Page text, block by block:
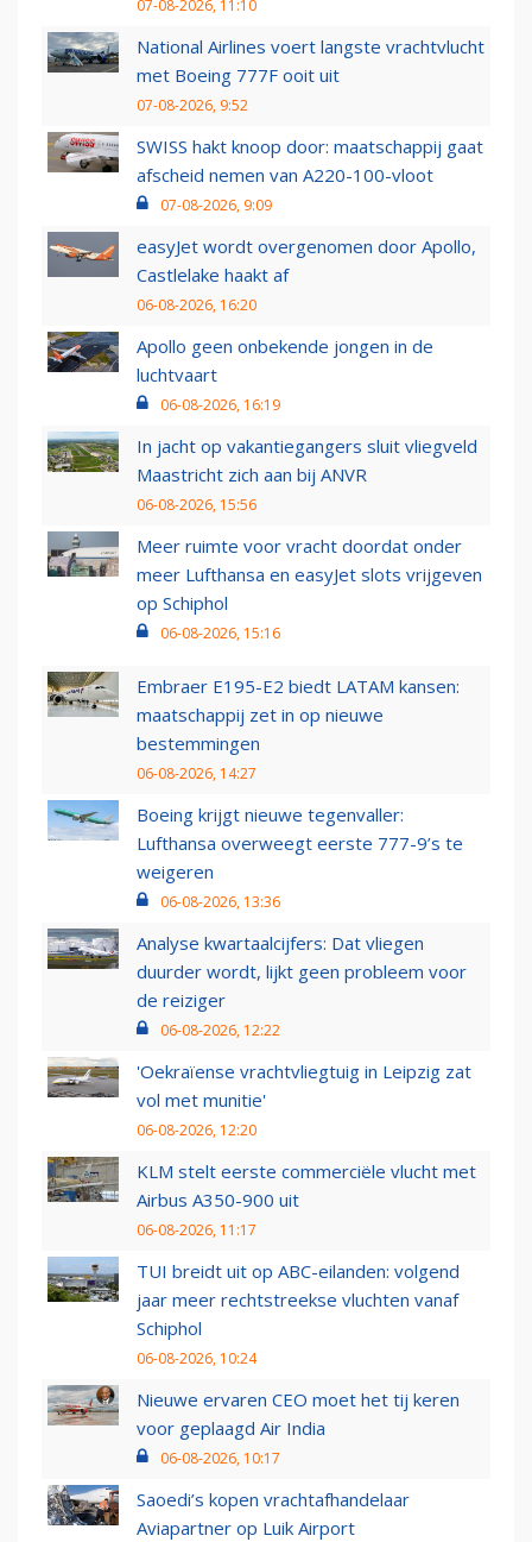
07-08-2026, 11:10
National Airlines voert langste vrachtvlucht
met Boeing 777F ooit uit
07-08-2026, 9:52
SWISS hakt knoop door: maatschappij gaat
afscheid nemen van A220-100-vloot
07-08-2026, 9:09
easyJet wordt overgenomen door Apollo,
Castlelake haakt af
06-08-2026, 16:20
Apollo geen onbekende jongen in de
luchtvaart
06-08-2026, 16:19
In jacht op vakantiegangers sluit vliegveld
Maastricht zich aan bij ANVR
06-08-2026, 15:56
Meer ruimte voor vracht doordat onder
meer Lufthansa en easyJet slots vrijgeven
op Schiphol
06-08-2026, 15:16
Embraer E195-E2 biedt LATAM kansen:
maatschappij zet in op nieuwe
bestemmingen
06-08-2026, 14:27
Boeing krijgt nieuwe tegenvaller:
Lufthansa overweegt eerste 777-9’s te
weigeren
06-08-2026, 13:36
Analyse kwartaalcijfers: Dat vliegen
duurder wordt, lijkt geen probleem voor
de reiziger
06-08-2026, 12:22
'Oekraïense vrachtvliegtuig in Leipzig zat
vol met munitie'
06-08-2026, 12:20
KLM stelt eerste commerciële vlucht met
Airbus A350-900 uit
06-08-2026, 11:17
TUI breidt uit op ABC-eilanden: volgend
jaar meer rechtstreekse vluchten vanaf
Schiphol
06-08-2026, 10:24
Nieuwe ervaren CEO moet het tij keren
voor geplaagd Air India
06-08-2026, 10:17
Saoedi’s kopen vrachtafhandelaar
Aviapartner op Luik Airport